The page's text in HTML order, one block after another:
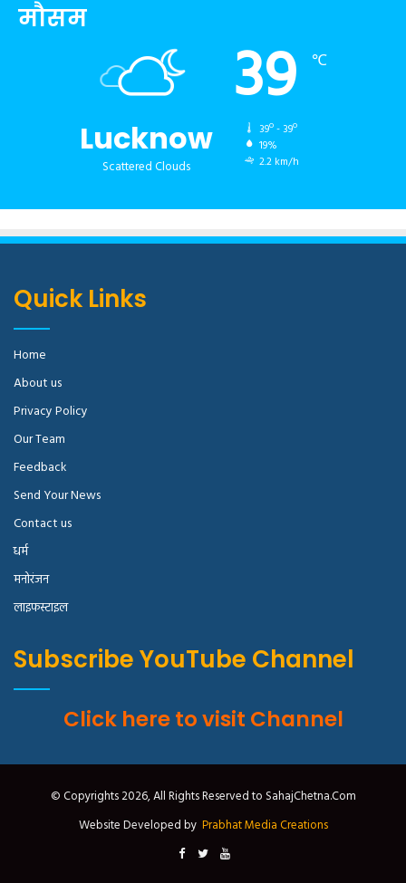
मौसम
Lucknow
Scattered Clouds
39 ℃
39º - 39º
19%
2.2 km/h
Quick Links
Home
About us
Privacy Policy
Our Team
Feedback
Send Your News
Contact us
धर्म
मनोरंजन
लाइफस्टाइल
Subscribe YouTube Channel
Click here to visit Channel
© Copyrights 2026, All Rights Reserved to SahajChetna.Com
Website Developed by Prabhat Media Creations